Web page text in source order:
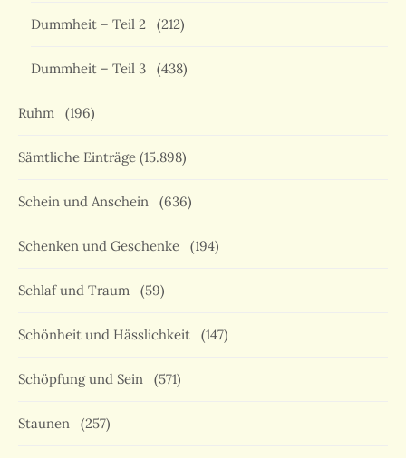
Dummheit – Teil 2 (212)
Dummheit – Teil 3 (438)
Ruhm (196)
Sämtliche Einträge (15.898)
Schein und Anschein (636)
Schenken und Geschenke (194)
Schlaf und Traum (59)
Schönheit und Hässlichkeit (147)
Schöpfung und Sein (571)
Staunen (257)